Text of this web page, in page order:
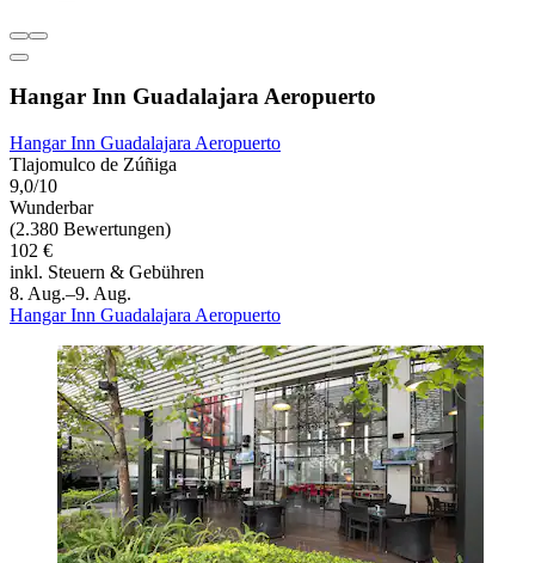
Hangar Inn Guadalajara Aeropuerto
Hangar Inn Guadalajara Aeropuerto
Tlajomulco de Zúñiga
9,0/10
Wunderbar
(2.380 Bewertungen)
102 €
inkl. Steuern & Gebühren
8. Aug.–9. Aug.
Hangar Inn Guadalajara Aeropuerto